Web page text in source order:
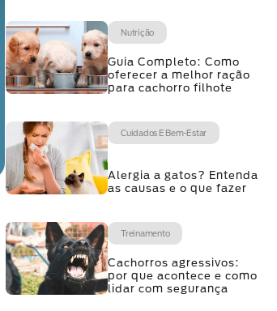
Nutrição
Guia Completo: Como
oferecer a melhor ração
para cachorro filhote
Cuidados E Bem-Estar
Alergia a gatos? Entenda
as causas e o que fazer
Treinamento
Cachorros agressivos:
por que acontece e como
lidar com segurança